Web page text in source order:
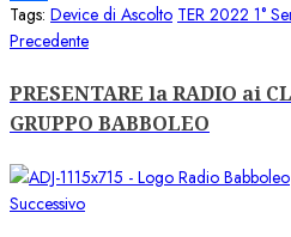
Condividi
Tags: Device di Ascolto TER 2022 1°
Navigazione
articolo
PrecedenteArticolo
PRESENTARE la RADIO ai
GRUPPO BABBOLEO
SuccessivoArticolo